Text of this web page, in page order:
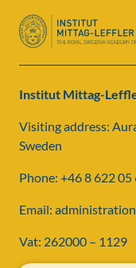
Institut Mittag-
Visiting address:
Sweden
Phone: +46 8 622 05
Email:
Vat: 262000 – 1129